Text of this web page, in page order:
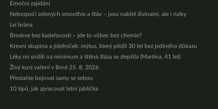
Emoční zajídání
Nebezpečí zelených smoothie a šťáv – jsou nabité živinami, ale i riziky
Lví brána
Broskve bez kadeřavosti – jde to vůbec bez chemie?
Krevní skupina a jídelníček: mýtus, který přežil 30 let bez jediného důkazu
Léky mi snížili na minimum a štítná žláza se zlepšila (Martina, 41 let)
Živý kurz vaření v Brně 25. 8. 2026
Přestaňte bojovat samy se sebou
10 tipů, jak zpracovat letní jablíčka